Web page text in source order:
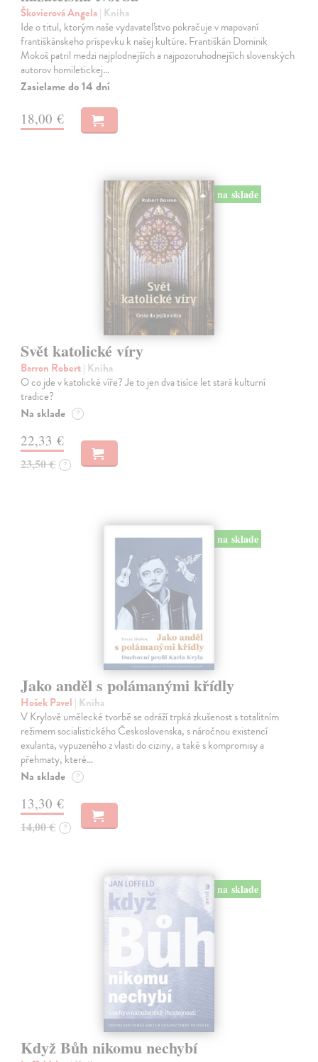
Škovierová Angela| Kniha
Ide o titul, ktorým naše vydavateľstvo pokračuje v mapovaní
františkánskeho príspevku k našej kultúre. Františkán Dominik
Mokoš patril medzi najplodnejších a najpozoruhodnejších slovenských
autorov homiletickej…
Zasielame do 14 dní
18,00 €
na sklade
Svět katolické víry
Barron Robert| Kniha
O co jde v katolické víře? Je to jen dva tisíce let stará kulturní
tradice?
Na sklade ?
22,33 €
23,50 € ?
na sklade
Jako anděl s polámanými křídly
Hošek Pavel | Kniha
V Krylově umělecké tvorbě se odráží trpká zkušenost s totalitním
režimem socialistického Československa, s náročnou existencí
exulanta, vypuzeného z vlasti do ciziny, a také s kompromisy a
přehmaty, které…
Na sklade ?
13,30 €
14,00 € ?
na sklade
Když Bůh nikomu nechybí